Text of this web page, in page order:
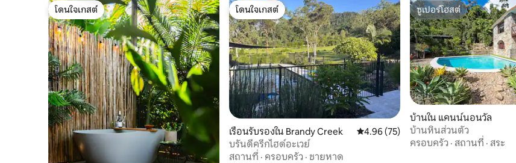
โดนใจเกสต์
โดนใจเกสต์
โดนใจเกสต์
โดนใจเกสต์
เรือนรับรองใน Brandy Creek คะแนนเฉลี่ย 4.96 จาก 5, 75 รีวิว
4.96 (75)
บรันดี้ครีกไฮด์อะเวย์
สถานที่ · ครอบครัว · ชายหาด
ซูเปอร์โฮสต์
ซูเปอร์โฮสต์
บ้านใน แคนน์นอนวัล
บ้านหินส่วนตัว
ครอบครัว · สถานที่ · สระ